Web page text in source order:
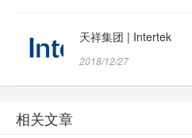
天祥集团 | Intertek
2018/12/27
相关文章